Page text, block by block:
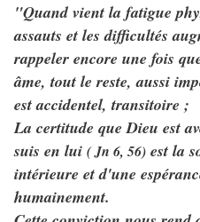
"Quand vient la fatigue
assauts et les difficultés
rappeler encore une fois
âme, tout le reste, aussi
est accidentel, transitoire ;
La certitude que Dieu est
suis en lui ( Jn 6, 56) est la
intérieure et d'une
humainement.